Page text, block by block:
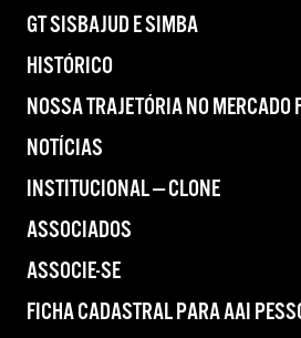
GT SISBAJUD E SIMBA
HISTÓRICO
NOSSA TRAJETÓRIA NO MERCADO
NOTÍCIAS
INSTITUCIONAL — CLONE
ASSOCIADOS
ASSOCIE-SE
FICHA CADASTRAL PARA AAI